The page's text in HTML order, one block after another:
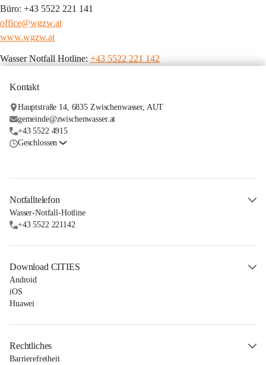
Büro: +43 5522 221 141
office@wgzw.at
www.wgzw.at
Wasser Notfall Hotline: +43 5522 221 142
Kontakt
Hauptstraße 14, 6835 Zwischenwasser, AUT
gemeinde@zwischenwasser.at
+43 5522 4915
Geschlossen
Notfalltelefon
Wasser-Notfall-Hotline
+43 5522 221142
Download CITIES
Android
iOS
Huawei
Rechtliches
Barrierefreiheit